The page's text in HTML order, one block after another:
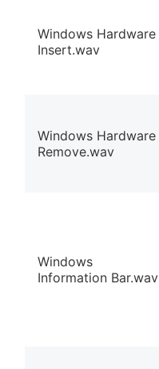
Windows Hardware
Insert.wav
Windows Hardware
Remove.wav
Windows
Information Bar.wav